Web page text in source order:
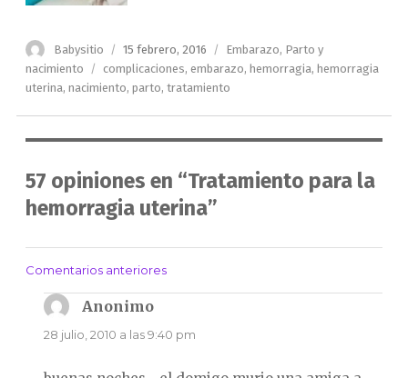
Autor
Babysitio
Publicado
el
15 febrero, 2016 Categorías
Embarazo, Parto y
nacimiento
Etiquetas
complicaciones, embarazo, hemorragia, hemorragia
uterina, nacimiento, parto, tratamiento
57 opiniones en “Tratamiento para la
hemorragia uterina”
Navegación
de
comentarios
Comentarios anteriores
Anonimodice:
28 julio, 2010 a las 9:40 pm